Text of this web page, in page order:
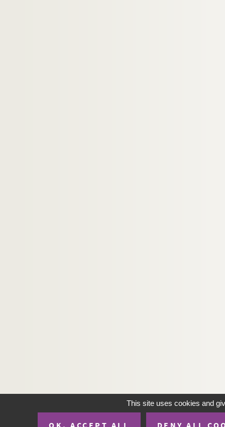
This site uses cookies and
OK, ACCEPT ALL DENY ALL